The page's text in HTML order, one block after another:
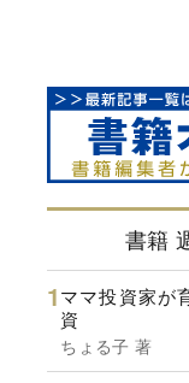
書籍
ママ投資家が
資
ちょる子 著